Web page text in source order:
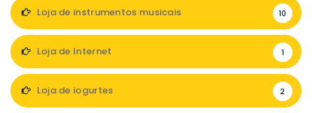
Loja de instrumentos musicais 10
Loja de Internet 1
Loja de iogurtes 2